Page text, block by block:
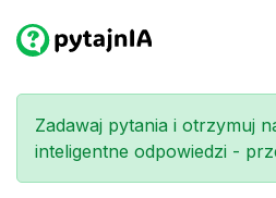
Zadawaj pytania i otrzymuj
inteligentne odpowiedzi -